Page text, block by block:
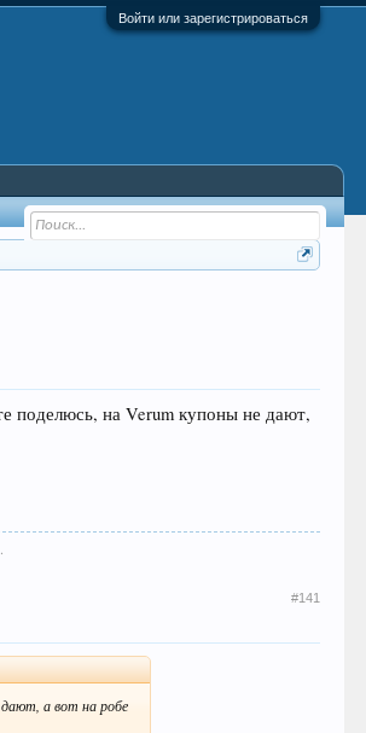
Войти или зарегистрироваться
поделюсь, на Verum купоны не дают,
#141
а вот на робе